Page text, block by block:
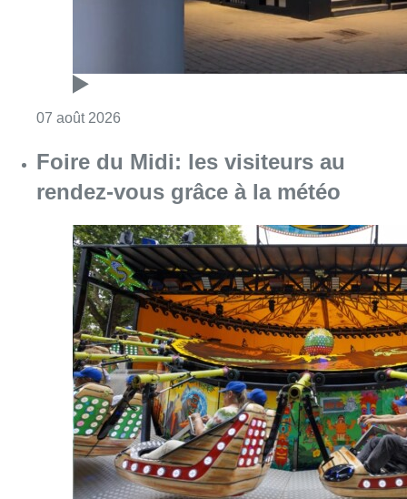
07 août 2026
Foire du Midi: les visiteurs au
rendez-vous grâce à la météo